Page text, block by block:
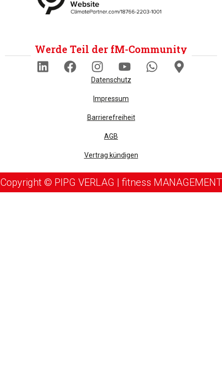
Werde Teil der fM-Community
Datenschutz
Impressum
Barrierefreiheit
AGB
Vertrag kündigen
Copyright © PIPG VERLAG | fitness MANAGEMENT